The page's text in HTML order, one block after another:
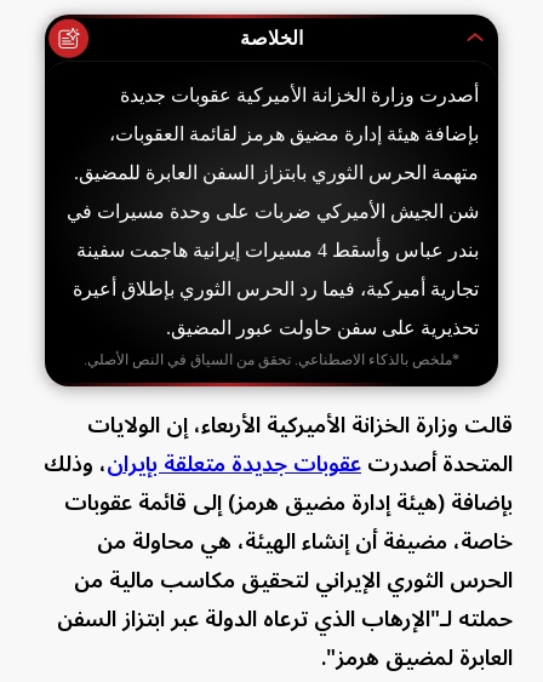
الخلاصة
أصدرت وزارة الخزانة الأميركية عقوبات جديدة
بإضافة هيئة إدارة مضيق هرمز لقائمة العقوبات،
متهمة الحرس الثوري بابتزاز السفن العابرة للمضيق.
شن الجيش الأميركي ضربات على وحدة مسيرات في
بندر عباس وأسقط 4 مسيرات إيرانية هاجمت سفينة
تجارية أميركية، فيما رد الحرس الثوري بإطلاق أعيرة
تحذيرية على سفن حاولت عبور المضيق.
*ملخص بالذكاء الاصطناعي. تحقق من السياق في النص الأصلي.
قالت ‌​وزارة الخزانة الأميركية الأربعاء، ⁠إن الولايات
⁠المتحدة أصدرت ​عقوبات جديدة متعلقة بإيران، وذلك
⁠بإضافة (هيئة إدارة ​مضيق هرمز) إلى ​قائمة ⁠عقوبات ​
خاصة، مضيفة أن إنشاء الهيئة، هي محاولة من
الحرس الثوري الإيراني لتحقيق مكاسب مالية من
حملته لـ"الإرهاب الذي ترعاه الدولة عبر ابتزاز السفن
العابرة لمضيق هرمز".